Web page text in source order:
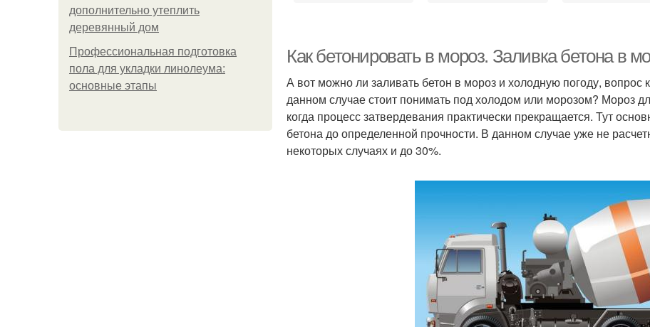
дополнительно утеплить
деревянный дом
Профессиональная подготовка
пола для укладки линолеума:
основные этапы
Как бетонировать в мороз. Заливка бетона в
А вот можно ли заливать бетон в мороз и холодную погоду,
данном случае стоит понимать под холодом или морозом? Мороз
когда процесс затвердевания практически прекращается. Тут
бетона до определенной прочности. В данном случае уже не
некоторых случаях и до 30%.